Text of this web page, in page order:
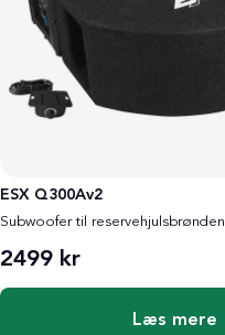
ESX Q300Av2
Subwoofer til reservehjulsbrønden
2499 kr
Læs mere